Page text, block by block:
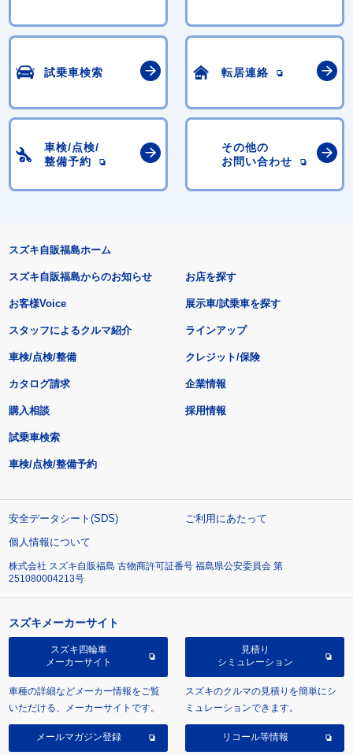
試乗車検索 転居連絡
車検/点検/
整備予約
その他の
お問い合わせ
スズキ自販福島ホーム
スズキ自販福島からのお知らせ
お客様Voice
スタッフによるクルマ紹介
お店を探す
展示車/試乗車を探す
ラインアップ
車検/点検/整備 クレジット/保険
カタログ請求
購入相談
試乗車検索
車検/点検/整備予約
企業情報
採用情報
安全データシート(SDS)
ご利用にあたって
個人情報について
株式会社 スズキ自販福島 古物商許可証番号 福島県公安委員会 第
251080004213号
スズキメーカーサイト
スズキ四輪車
メーカーサイト
車種の詳細などメーカー情報をご覧
いただける、メーカーサイトです。
見積り
シミュレーション
スズキのクルマの見積りを簡単にシ
ミュレーションできます。
メールマガジン登録 リコール等情報